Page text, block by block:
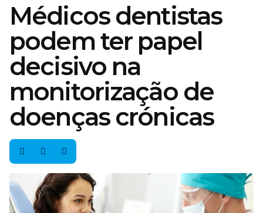
Médicos dentistas
podem ter papel
decisivo na
monitorização de
doenças crónicas